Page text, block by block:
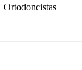
Ortodoncistas